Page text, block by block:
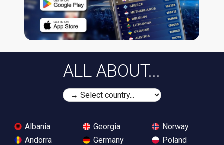
ALL ABOUT...
Albania
Andorra
Georgia
Germany
Norway
Poland